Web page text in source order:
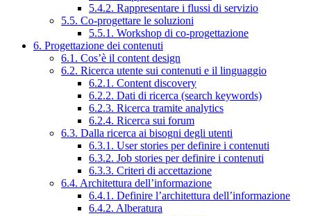
5.4.2. Rappresentare i flussi di servizio
5.5. Co-progettare le soluzioni
5.5.1. Workshop di co-progettazione
6. Progettazione dei contenuti
6.1. Cos’è il content design
6.2. Ricerca utente sui contenuti e il linguaggio
6.2.1. Content discovery
6.2.2. Dati di ricerca (search keywords)
6.2.3. Ricerca tramite analytics
6.2.4. Ricerca sui forum
6.3. Dalla ricerca ai bisogni degli utenti
6.3.1. User stories per definire i contenuti
6.3.2. Job stories per definire i contenuti
6.3.3. Criteri di accettazione
6.4. Architettura dell’informazione
6.4.1. Definire l’architettura dell’informazione
6.4.2. Alberatura